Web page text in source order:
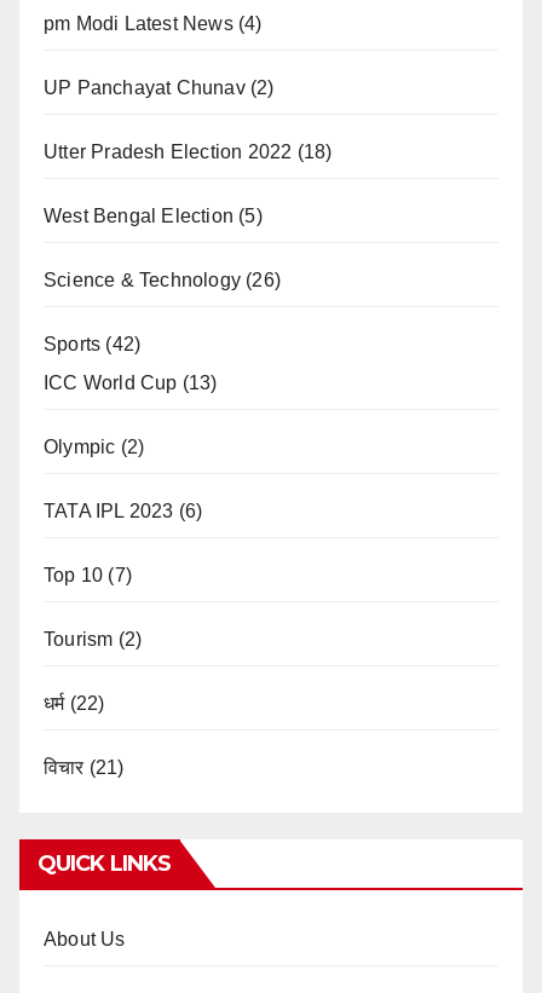
pm Modi Latest News(4)
UP Panchayat Chunav(2)
Utter Pradesh Election 2022 (18)
West Bengal Election (5)
Science & Technology (26)
Sports (42)
ICC World Cup (13)
Olympic (2)
TATA IPL 2023 (6)
Top 10 (7)
Tourism (2)
धर्म(22)
विचार (21)
QUICK LINKS
About Us